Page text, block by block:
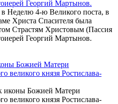
Георгий Мартынов.
Неделю 4-ю Великого поста, в
Христа Спасителя была
Страстям Христовым (Пассия
Георгий Мартынов.
Божией Матери
великого князя Ростислава-
иконы Божией Матери
великого князя Ростислава-